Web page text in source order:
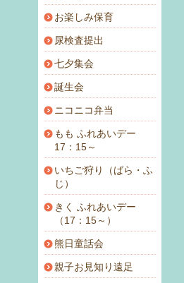
お楽しみ保育
尿検査提出
七夕集会
誕生会
ニコニコ弁当
もも ふれあいデー
17：15～
いちご狩り（ばら・ふ
じ）
きく ふれあいデー
（17：15～）
熊日童話会
親子お見知り遠足